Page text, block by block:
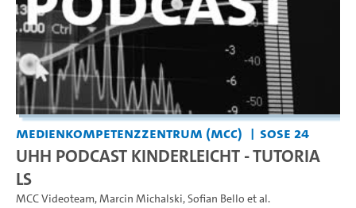
Medienkompetenzzentrum (MCC) SoSe 24
UHH PODCAST KINDERLEICHT - TUTORIA
LS
MCC Videoteam,Marcin Michalski,Sofian Bello et al.